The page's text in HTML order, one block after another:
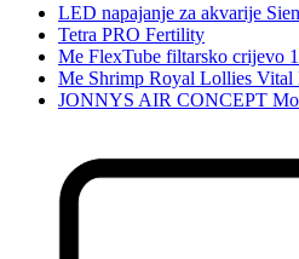
LED napajanje za akvarije
Tetra PRO Fertility
Me FlexTube filtarsko crijevo
Me Shrimp Royal Lollies Vital
JONNYS AIR CONCEPT